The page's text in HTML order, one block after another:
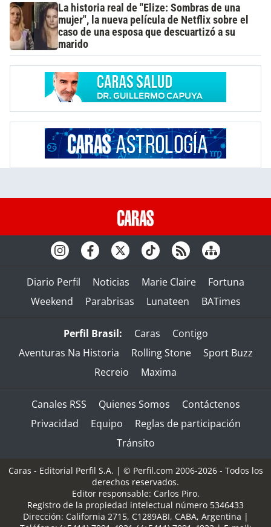
La historia real de "Elize: Sombras de una
mujer", la nueva película de Netflix sobre el
caso de una esposa que descuartizó a su
marido
Diario Perfil Noticias Marie Claire
Fortuna
Weekend
Parabrisas Lunateen BATimes
Perfil Brasil: Caras
Contigo
Aventuras Na Historia
Rolling Stone
Sport Buzz
Recreio
Maxima
Canales RSS Quienes Somos
Contáctenos
Privacidad
Equipo
Reglas de participación
Tránsito
Caras - Editorial Perfil S.A. | © Perfil.com 2006-2026 - Todos los
derechos reservados.
Editor responsable: Carlos Piro.
Registro de la propiedad intelectual número 5346433
Dirección: California 2715, C1289ABI, CABA, Argentina |